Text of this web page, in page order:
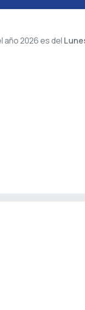
2026 es del